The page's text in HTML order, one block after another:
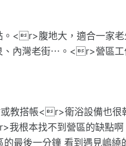
。<r>腹地大，適合一家
、內灣老街⋯。<r>營區
教搭帳<r>衛浴設備也
根本找不到營區的缺點啊
最後一分鐘 看到遇見嵨繞